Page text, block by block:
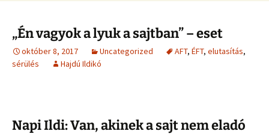
„Én vagyok a lyuk a sajtban” – eset
október 8, 2017 Uncategorized AFT, ÉFT, elutasítás,
sérülés
Hajdú Ildikó
Napi Ildi: Van, akinek a sajt nem eladó